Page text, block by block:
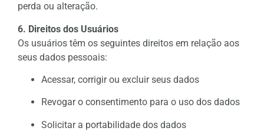
perda ou alteração.
6. Direitos dos Usuários
Os usuários têm os seguintes direitos em relação aos
seus dados pessoais:
Acessar, corrigir ou excluir seus dados
Revogar o consentimento para o uso dos dados
Solicitar a portabilidade dos dados